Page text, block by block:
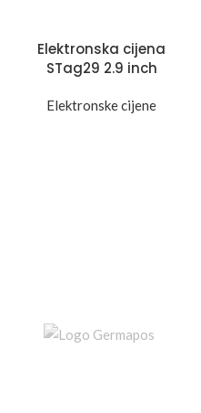
Elektronska cijena
STag29 2.9 inch
Elektronske cijene